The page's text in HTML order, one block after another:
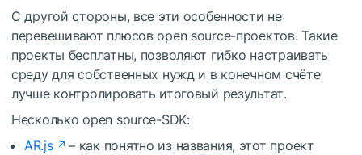
С другой стороны, все эти особенности не
перевешивают плюсов open source-проектов. Такие
проекты бесплатны, позволяют гибко настраивать
среду для собственных нужд и в конечном счёте
лучше контролировать итоговый результат.
Несколько open source-SDK:
AR.js
– как понятно из названия, этот проект